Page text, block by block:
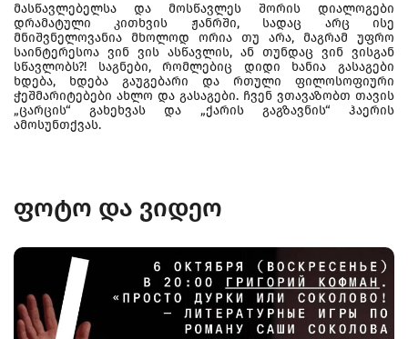
მასწავლებელსა და მოსწავლეს შორის დიალოგები
დრამატული კითხვის ჟანრში, სადაც არც ისე
მნიშვნელოვანია მხოლოდ ორია თუ არა, მაგრამ უფრო
საინტერესოა ვინ ვის ასწავლის, ან თუნდაც ვინ ვისგან
სწავლობს?! საგნები, რომლებიც დიდი ხანია გასაგები
ხდება, ხდება გაუგებარი და რთული ფილოსოფიური
ჭეშმარიტებები ახლო და გასაგები. ჩვენ ვთავაზობთ თავის
„ცარცის“ გახეხვას და „ქარის გაგზავნის“ ჰაერის
ამოსუნთქვას.
ფოტო და ვიდეო